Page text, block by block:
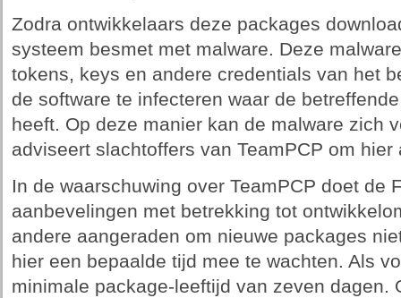
Zodra ontwikkelaars deze packages
systeem besmet met malware. Deze
tokens, keys en andere credentials van het
de software te infecteren waar de
heeft. Op deze manier kan de malware zich
adviseert slachtoffers van TeamPCP om
In de waarschuwing over TeamPCP doet de
aanbevelingen met betrekking tot
andere aangeraden om nieuwe packages
hier een bepaalde tijd mee te wachten. Als
minimale package-leeftijd van zeven dagen.